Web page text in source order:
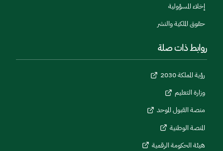
إخلاء المسؤولية
حقوق الملكية والنشر
روابط ذات صلة
رؤية المملكة 2030
وزارة التعليم
منصة القبول الموحد
المنصة الوطنية
هيئة الحكومة الرقمية